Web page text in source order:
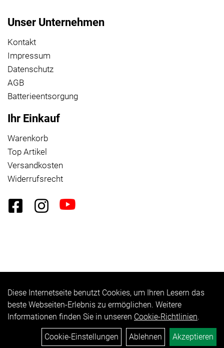
Unser Unternehmen
Kontakt
Impressum
Datenschutz
AGB
Batterieentsorgung
Ihr Einkauf
Warenkorb
Top Artikel
Versandkosten
Widerrufsrecht
Diese Internetseite benutzt Cookies, um Ihren Lesern das
beste Webseiten-Erlebnis zu ermöglichen. Weitere
Informationen finden Sie in unseren Cookie-Richtlinien.
Cookie-Einstellungen Ablehnen Akzeptieren
Auftrag widerrufen